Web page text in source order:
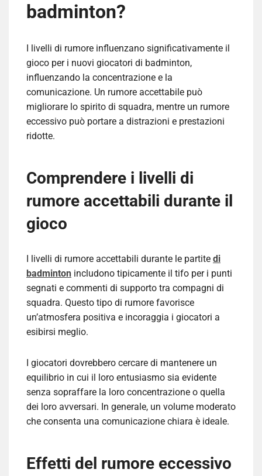
badminton?
I livelli di rumore influenzano significativamente il
gioco per i nuovi giocatori di badminton,
influenzando la concentrazione e la
comunicazione. Un rumore accettabile può
migliorare lo spirito di squadra, mentre un rumore
eccessivo può portare a distrazioni e prestazioni
ridotte.
Comprendere i livelli di
rumore accettabili durante il
gioco
I livelli di rumore accettabili durante le partite di
badminton includono tipicamente il tifo per i punti
segnati e commenti di supporto tra compagni di
squadra. Questo tipo di rumore favorisce
un’atmosfera positiva e incoraggia i giocatori a
esibirsi meglio.
I giocatori dovrebbero cercare di mantenere un
equilibrio in cui il loro entusiasmo sia evidente
senza sopraffare la loro concentrazione o quella
dei loro avversari. In generale, un volume moderato
che consenta una comunicazione chiara è ideale.
Effetti del rumore eccessivo